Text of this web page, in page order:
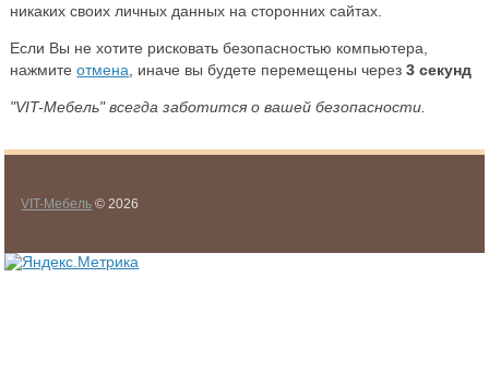
никаких своих личных данных на сторонних сайтах.
Если Вы не хотите рисковать безопасностью компьютера,
нажмитеотмена , иначе вы будете перемещены через3 секунд
"VIT-Мебель" всегда заботится о вашей безопасности.
VIT-Мебель © 2026